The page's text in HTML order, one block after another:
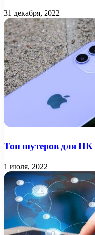
31 декабря, 2022
Топ шутеров для ПК
1 июля, 2022